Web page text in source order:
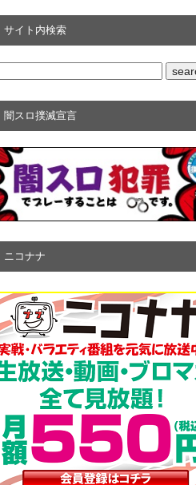
サイト内検索
闇スロ撲滅宣言
ニコナナ